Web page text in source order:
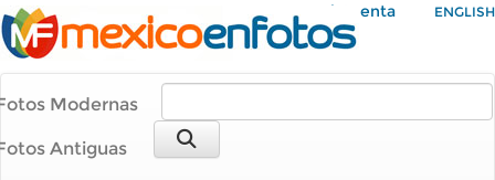
Mi Cuenta ENGLISH
Modernas
Antiguas